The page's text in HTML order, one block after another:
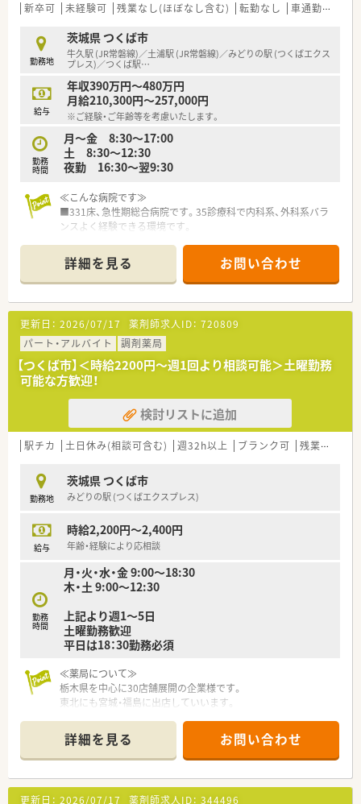
新卒可 未経験可 残業なし(ほぼなし含む) 転勤なし 車通勤可
勤務地
茨城県 つくば市
牛久駅 (JR常磐線)／土浦駅 (JR常磐線)／みどりの駅 (つくばエクス
プレス)／つくば駅…
給与
年収390万円～480万円
月給210,300円～257,000円
※ご経験・ご年齢等を考慮いたします。
勤務
時間
月～金 8:30～17:00
土 8:30～12:30
夜勤 16:30～翌9:30
≪こんな病院です≫
■331床、急性期総合病院です。35診療科で内科系、外科系バラ
ンスよく経験できる環境です。
連携したチーム医療を実践しています。
■他職種とともに院内の各種ラウンドや委員会にも参加し、薬物
療法の提案などを行っています。
■がん薬物療法認定薬剤師やNST専門療法士、抗菌化学療法認定
薬剤師などの資格取得の支援も受けられる環境です。
≪業務内容≫
■入院患者様の調剤、監査、服薬指導 ※外来は院外処方
■注射混注（抗がん剤、ＴＰＮ）
■製剤業務
■病棟業務（病棟専任薬剤師を全病棟に配置）
■医薬品管理、医薬品所法管理
■各種委員会
■治験業務
詳細を見る お問い合わせ
更新日： 2026/07/17 薬剤師求人ID： 720809
パート・アルバイト
調剤薬局
【つくば市】＜時給2200円～週1回より相談可能＞土曜勤務
可能な方歓迎！
検討リストに追加
駅チカ 土日休み(相談可含む) 週32h以上 ブランク可 残業なし(ほぼなし含む)
勤務地
茨城県 つくば市
みどりの駅 (つくばエクスプレス)
給与
時給2,200円～2,400円
年齢・経験により応相談
勤務
時間
月・火・水・金 9:00～18:30
木・土 9:00～12:30
上記より週1～5日
土曜勤務歓迎
平日は18：30勤務必須
≪薬局について≫
栃木県を中心に30店舗展開の企業様です。
東北にも宮城・福島に出店していいます。
≪店舗について≫
■小児科、耳鼻科がメインで処方箋は多岐にわたるため、経験を
積むことが出来ます
■人気のTX沿線で、駅からも徒歩10分程度のため通勤便利！駐車
場はもちろん無料です♪
詳細を見る お問い合わせ
更新日： 2026/07/17 薬剤師求人ID： 344496